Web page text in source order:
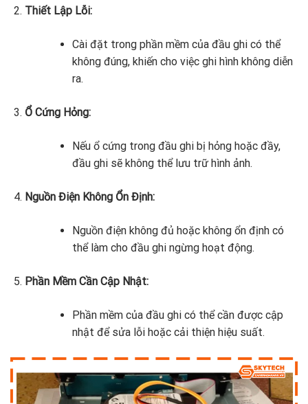
Thiết Lập Lỗi:
Cài đặt trong phần mềm của đầu ghi có thể
không đúng, khiến cho việc ghi hình không diễn
ra.
Ổ Cứng Hỏng:
Nếu ổ cứng trong đầu ghi bị hỏng hoặc đầy,
đầu ghi sẽ không thể lưu trữ hình ảnh.
Nguồn Điện Không Ổn Định:
Nguồn điện không đủ hoặc không ổn định có
thể làm cho đầu ghi ngừng hoạt động.
Phần Mềm Cần Cập Nhật:
Phần mềm của đầu ghi có thể cần được cập
nhật để sửa lỗi hoặc cải thiện hiệu suất.